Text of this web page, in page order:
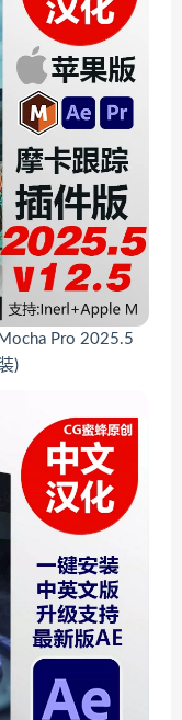
Pro 2025.5
)